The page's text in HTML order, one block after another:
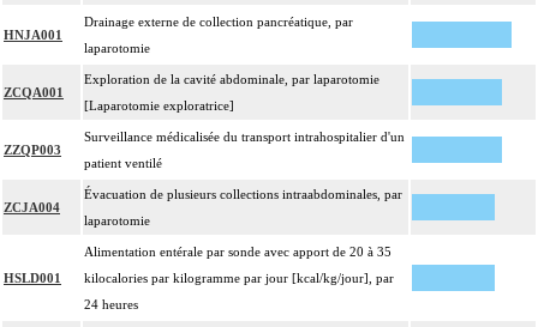
HNJA001
Drainage externe de collection pancréatique, par
laparotomie
ZCQA001
Exploration de la cavité abdominale, par laparotomie
[Laparotomie exploratrice]
ZZQP003
Surveillance médicalisée du transport intrahospitalier d'un
patient ventilé
ZCJA004
Évacuation de plusieurs collections intraabdominales, par
laparotomie
HSLD001
Alimentation entérale par sonde avec apport de 20 à 35
kilocalories par kilogramme par jour [kcal/kg/jour], par
24 heures